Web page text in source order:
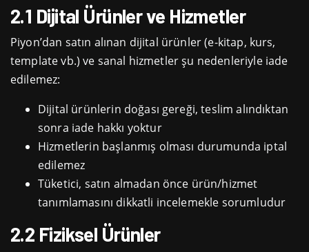
2.1 Dijital Ürünler ve Hizmetler
Piyon’dan satın alınan dijital ürünler (e-kitap, kurs,
template vb.) ve sanal hizmetler şu nedenleriyle iade
edilemez:
Dijital ürünlerin doğası gereği, teslim alındıktan
sonra iade hakkı yoktur
Hizmetlerin başlanmış olması durumunda iptal
edilemez
Tüketici, satın almadan önce ürün/hizmet
tanımlamasını dikkatli incelemekle sorumludur
2.2 Fiziksel Ürünler